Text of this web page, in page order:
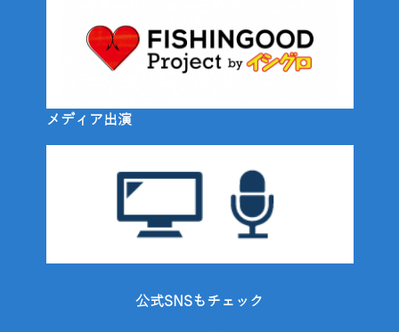
メディア出演
公式SNSもチェック